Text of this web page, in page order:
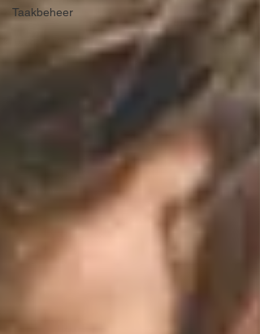
Taakbeheer